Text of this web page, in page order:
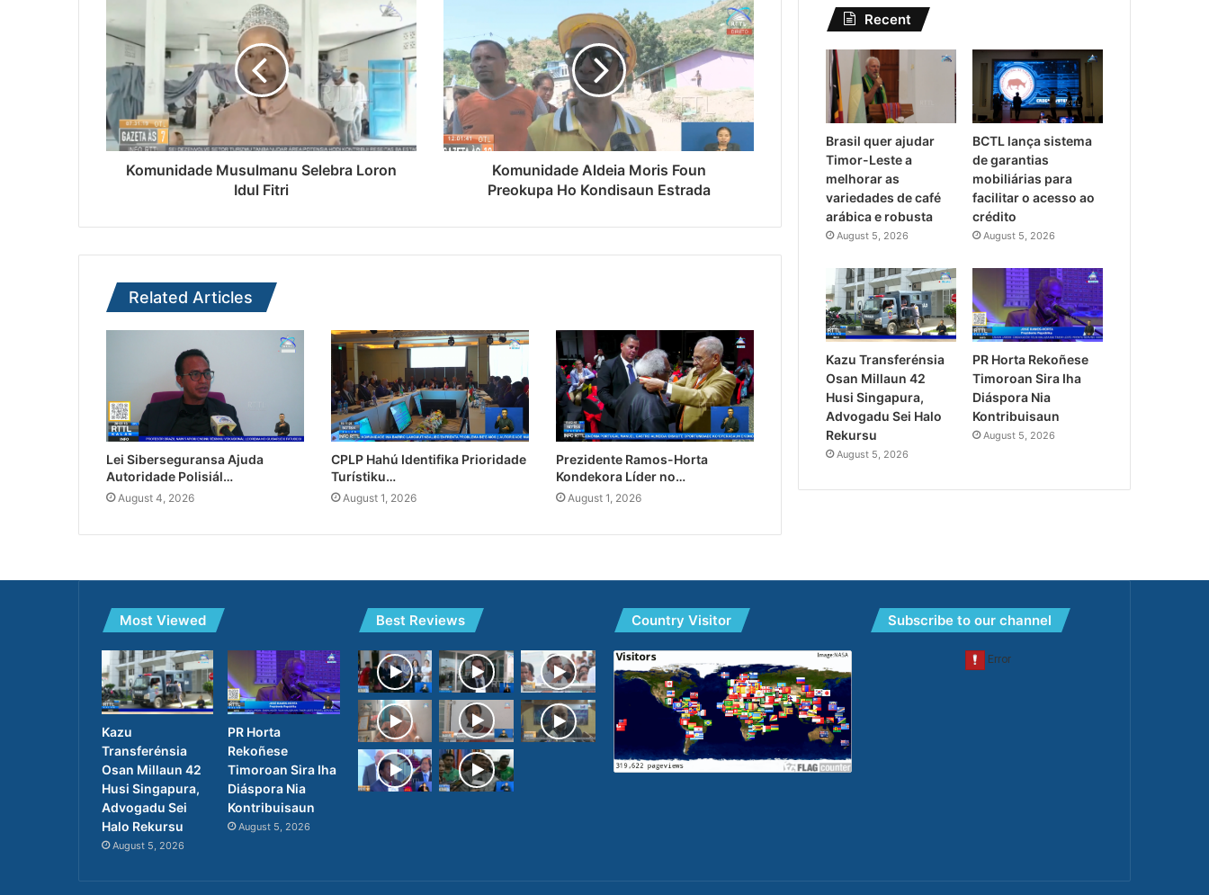
Komunidade Musulmanu Selebra Loron
Idul Fitri
Komunidade Aldeia Moris Foun
Preokupa Ho Kondisaun Estrada
Related Articles
Lei Siberseguransa Ajuda
Autoridade Polisiál…
August 4, 2026
CPLP Hahú Identifika Prioridade
Turístiku…
August 1, 2026
Prezidente Ramos-Horta
Kondekora Líder no…
August 1, 2026
Recent
Brasil quer ajudar
Timor-Leste a
melhorar as
variedades de café
arábica e robusta
August 5, 2026
BCTL lança sistema
de garantias
mobiliárias para
facilitar o acesso ao
crédito
August 5, 2026
Kazu Transferénsia
Osan Millaun 42
Husi Singapura,
Advogadu Sei Halo
Rekursu
August 5, 2026
PR Horta Rekoñese
Timoroan Sira Iha
Diáspora Nia
Kontribuisaun
August 5, 2026
Most Viewed
Kazu
Transferénsia
Osan Millaun 42
Husi Singapura,
Advogadu Sei
Halo Rekursu
August 5, 2026
PR Horta
Rekoñese
Timoroan Sira Iha
Diáspora Nia
Kontribuisaun
August 5, 2026
Best Reviews Country Visitor Subscribe to our channel